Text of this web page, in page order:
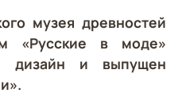
музея древностей
«Русские в моде»
дизайн и выпущен